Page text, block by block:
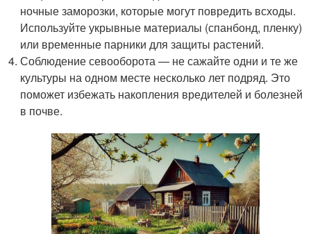
ночные заморозки, которые могут повредить всходы.
Используйте укрывные материалы (спанбонд, пленку)
или временные парники для защиты растений.
Соблюдение севооборота — не сажайте одни и те же
культуры на одном месте несколько лет подряд. Это
поможет избежать накопления вредителей и болезней
в почве.